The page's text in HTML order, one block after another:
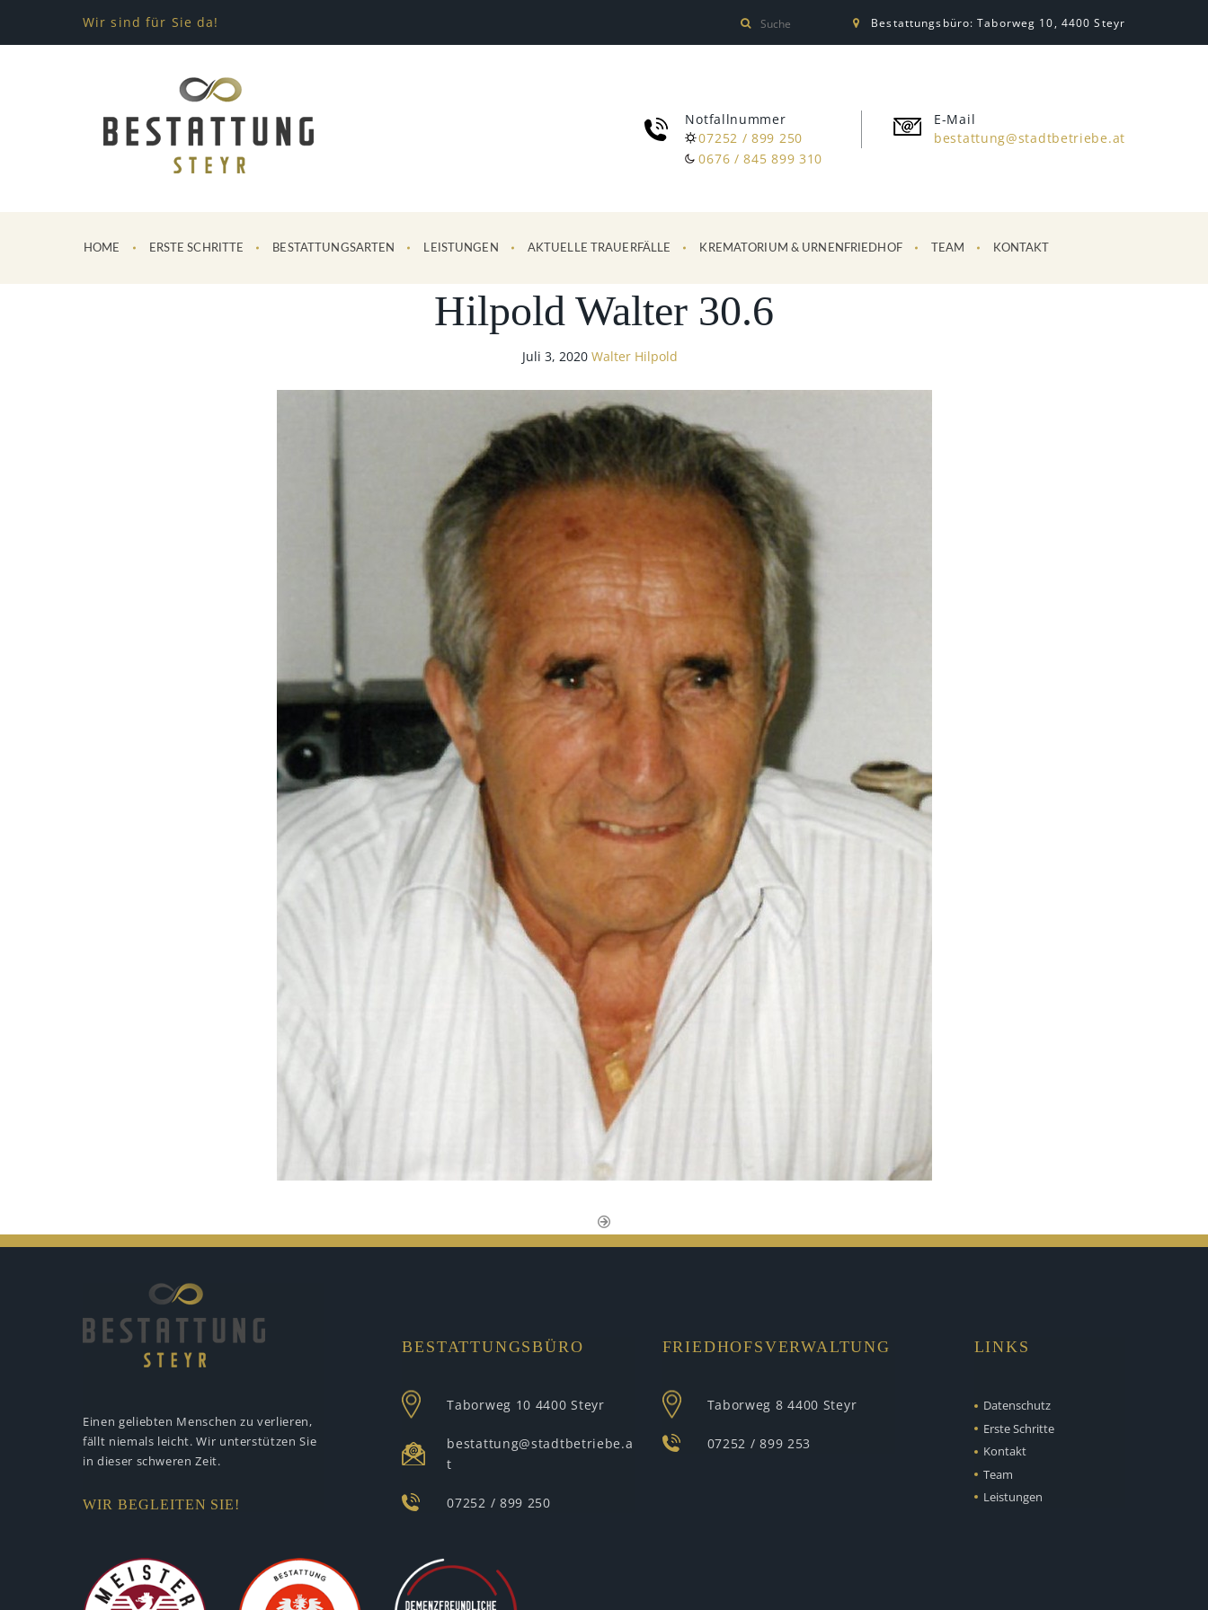
Wir sind für Sie da! Bestattungsbüro: Taborweg 10, 4400 Steyr
Notfallnummer
07252 / 899 250
0676 / 845 899 310
E-Mail
bestattung@stadtbetriebe.at
HOME ERSTE SCHRITTE BESTATTUNGSARTEN LEISTUNGEN AKTUELLE TRAUERFÄLLE KREMATORIUM & URNENFRIEDHOF TEAM KONTAKT
Hilpold Walter 30.6
Juli 3, 2020 Walter Hilpold
Einen geliebten Menschen zu verlieren,
fällt niemals leicht. Wir unterstützen Sie
in dieser schweren Zeit.
WIR BEGLEITEN SIE!
BESTATTUNGSBÜRO
Taborweg 10 4400 Steyr
bestattung@stadtbetriebe.a
t
07252 / 899 250
FRIEDHOFSVERWALTUNG
Taborweg 8 4400 Steyr
07252 / 899 253
LINKS
Datenschutz
Erste Schritte
Kontakt
Team
Leistungen